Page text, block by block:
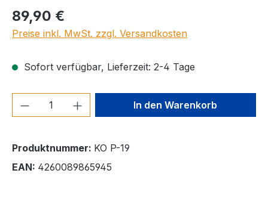
Regulärer Preis:
89,90 €
Preise inkl. MwSt. zzgl. Versandkosten
Sofort verfügbar, Lieferzeit: 2-4 Tage
Produkt Anzahl: Gib denIn den Warenkorb
Produktnummer: KO P-19
EAN: 4260089865945